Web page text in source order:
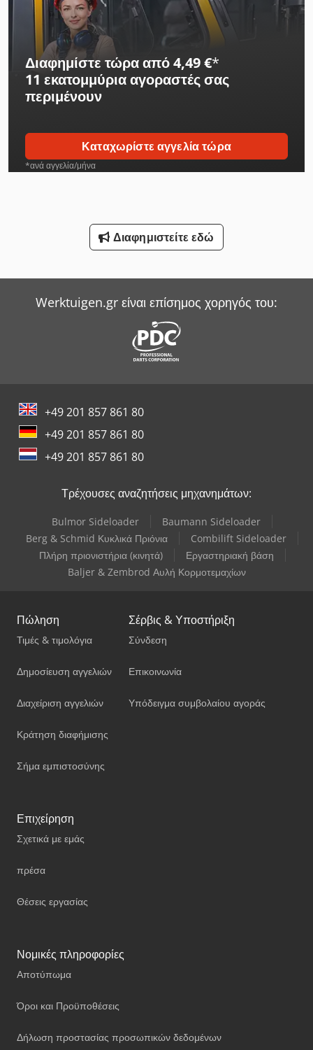
Διαφημίστε τώρα από 4,49 €*
11 εκατομμύρια αγοραστέςσας
περιμένουν
Καταχωρίστε αγγελία τώρα
*ανά αγγελία/μήνα
Διαφημιστείτε εδώ
Werktuigen.gr είναι επίσημος χορηγός του:
+49 201 857 861 80
+49 201 857 861 80
+49 201 857 861 80
Τρέχουσες αναζητήσεις μηχανημάτων:
Bulmor Sideloader
Baumann Sideloader
Berg & Schmid Κυκλικά Πριόνια
Combilift Sideloader
Πλήρη πριονιστήρια (κινητά)
Εργαστηριακή βάση
Baljer & Zembrod Αυλή Κορμοτεμαχίων
Πώληση
Τιμές & τιμολόγια
Δημοσίευση αγγελιών
Διαχείριση αγγελιών
Κράτηση διαφήμισης
Σήμα εμπιστοσύνης
Σέρβις & Υποστήριξη
Σύνδεση
Επικοινωνία
Υπόδειγμα συμβολαίου αγοράς
Επιχείρηση
Σχετικά με εμάς
πρέσα
Θέσεις εργασίας
Νομικές πληροφορίες
Αποτύπωμα
Όροι και Προϋποθέσεις
Δήλωση προστασίας προσωπικών δεδομένων